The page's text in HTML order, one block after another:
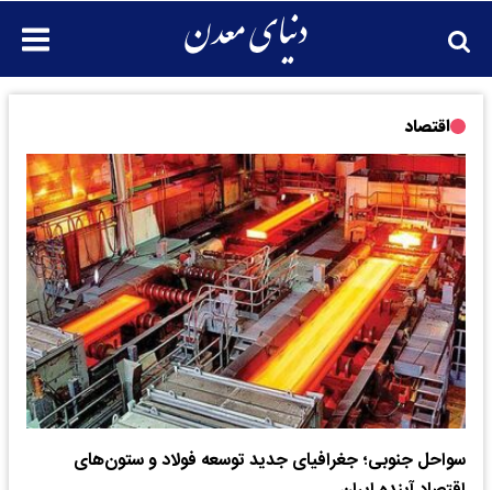
اقتصاد
سواحل جنوبی؛ جغرافیای جدید توسعه فولاد و ستون‌های